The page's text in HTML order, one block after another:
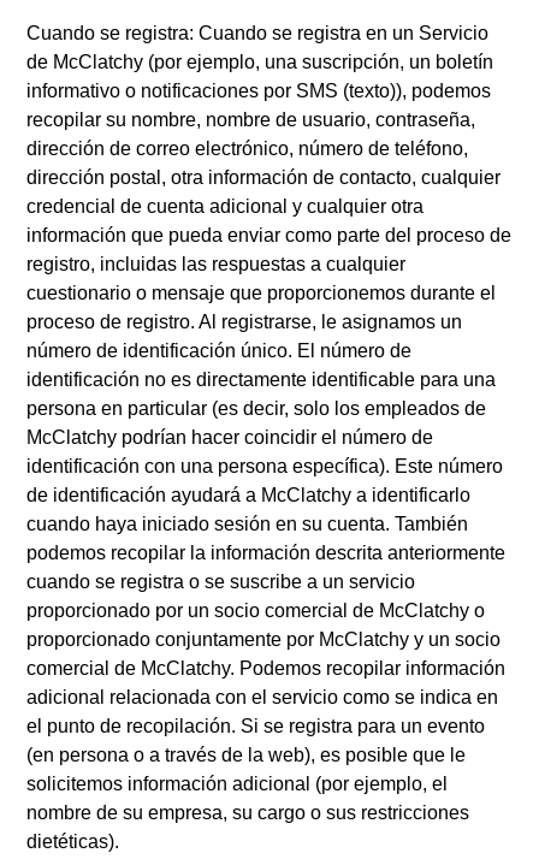
Cuando se registra: Cuando se registra en un Servicio
de McClatchy (por ejemplo, una suscripción, un boletín
informativo o notificaciones por SMS (texto)), podemos
recopilar su nombre, nombre de usuario, contraseña,
dirección de correo electrónico, número de teléfono,
dirección postal, otra información de contacto, cualquier
credencial de cuenta adicional y cualquier otra
información que pueda enviar como parte del proceso de
registro, incluidas las respuestas a cualquier
cuestionario o mensaje que proporcionemos durante el
proceso de registro. Al registrarse, le asignamos un
número de identificación único. El número de
identificación no es directamente identificable para una
persona en particular (es decir, solo los empleados de
McClatchy podrían hacer coincidir el número de
identificación con una persona específica). Este número
de identificación ayudará a McClatchy a identificarlo
cuando haya iniciado sesión en su cuenta. También
podemos recopilar la información descrita anteriormente
cuando se registra o se suscribe a un servicio
proporcionado por un socio comercial de McClatchy o
proporcionado conjuntamente por McClatchy y un socio
comercial de McClatchy. Podemos recopilar información
adicional relacionada con el servicio como se indica en
el punto de recopilación. Si se registra para un evento
(en persona o a través de la web), es posible que le
solicitemos información adicional (por ejemplo, el
nombre de su empresa, su cargo o sus restricciones
dietéticas).